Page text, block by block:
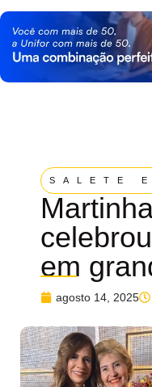
SALETE
em
agosto 14, 2025